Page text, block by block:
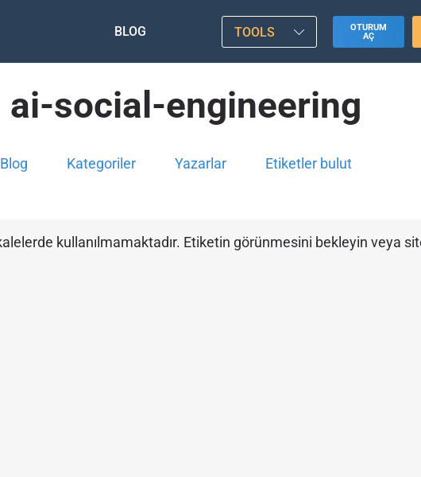
BLOG TOOLS
OTURUM
AÇ
ai-social-engineering
Blog Kategoriler Yazarlar Etiketler bulut